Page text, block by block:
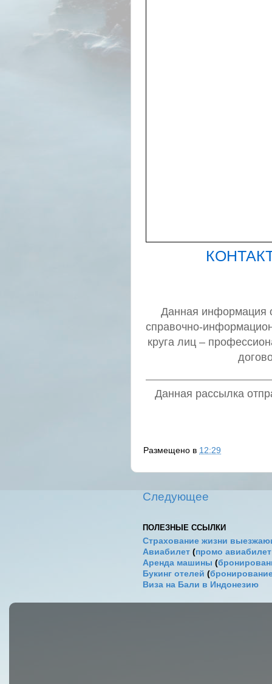
Данная информация о
справочно-
круга лиц –
Данная рассылка
Размещено в 12:29
Следующее
ПОЛЕЗНЫЕ ССЫЛКИ
Страхование жизни
Авиабилет (промо
Аренда машины (
Букинг отелей (
Виза на Бали в Индонезию